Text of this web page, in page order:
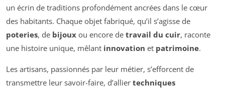
un écrin de traditions profondément ancrées dans le cœur
des habitants. Chaque objet fabriqué, qu’il s’agisse de
poteries, de bijoux ou encore de travail du cuir, raconte
une histoire unique, mêlant innovation et patrimoine.
Les artisans, passionnés par leur métier, s’efforcent de
transmettre leur savoir-faire, d’allier techniques